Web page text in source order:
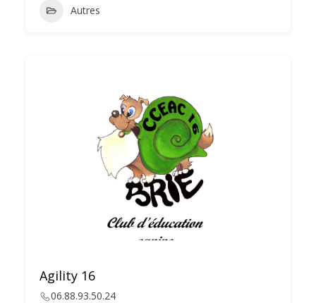
Autres
Agility 16
06.88.93.50.24